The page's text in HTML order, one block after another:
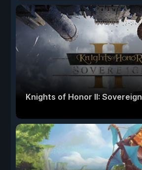
Knights of Honor II: Sovereign